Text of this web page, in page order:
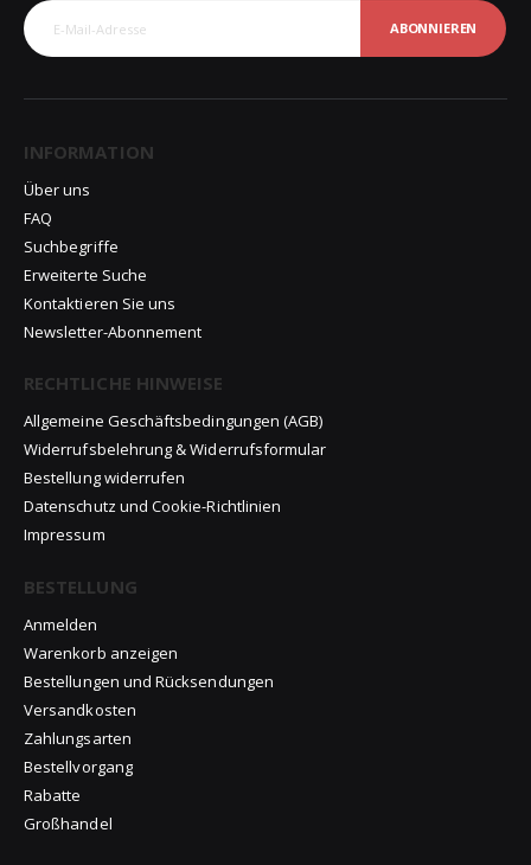
ABONNIEREN
INFORMATION
Über uns
FAQ
Suchbegriffe
Erweiterte Suche
Kontaktieren Sie uns
Newsletter-Abonnement
RECHTLICHE HINWEISE
Allgemeine Geschäftsbedingungen (AGB)
Widerrufsbelehrung & Widerrufsformular
Bestellung widerrufen
Datenschutz und Cookie-Richtlinien
Impressum
BESTELLUNG
Anmelden
Warenkorb anzeigen
Bestellungen und Rücksendungen
Versandkosten
Zahlungsarten
Bestellvorgang
Rabatte
Großhandel